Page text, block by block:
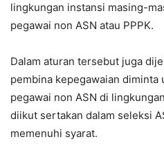
lingkungan instansi masing-
pegawai non ASN atau PPPK.
Dalam aturan tersebut juga
pembina kepegawaian diminta
pegawai non ASN di
diikut sertakan dalam seleksi
memenuhi syarat.